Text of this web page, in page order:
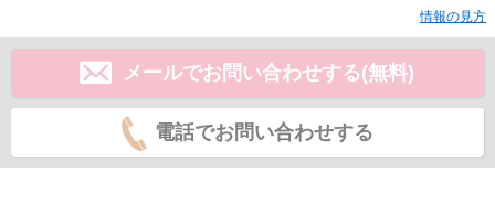
情報の見方
メールでお問い合わせする(無料)
電話でお問い合わせする